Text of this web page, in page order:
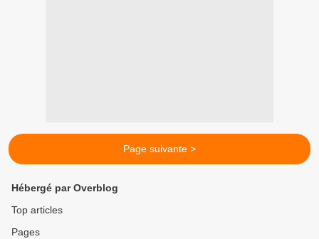
Page suivante >
Hébergé par Overblog
Top articles
Pages